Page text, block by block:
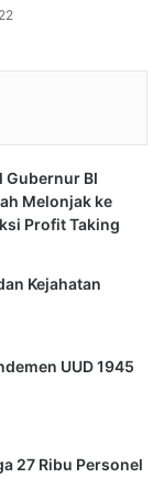
Gubernur BI
Melonjak ke
Profit Taking
Kejahatan
UUD 1945
27 Ribu Personel